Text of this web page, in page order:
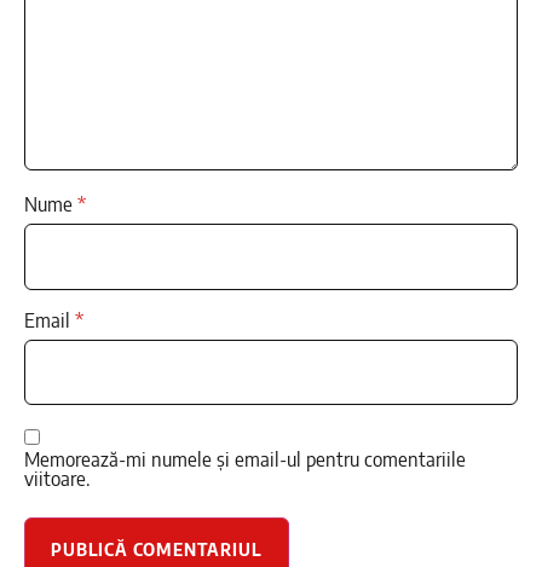
Nume*
Email *
Memorează-mi numele și email-ul pentru comentariile
viitoare.